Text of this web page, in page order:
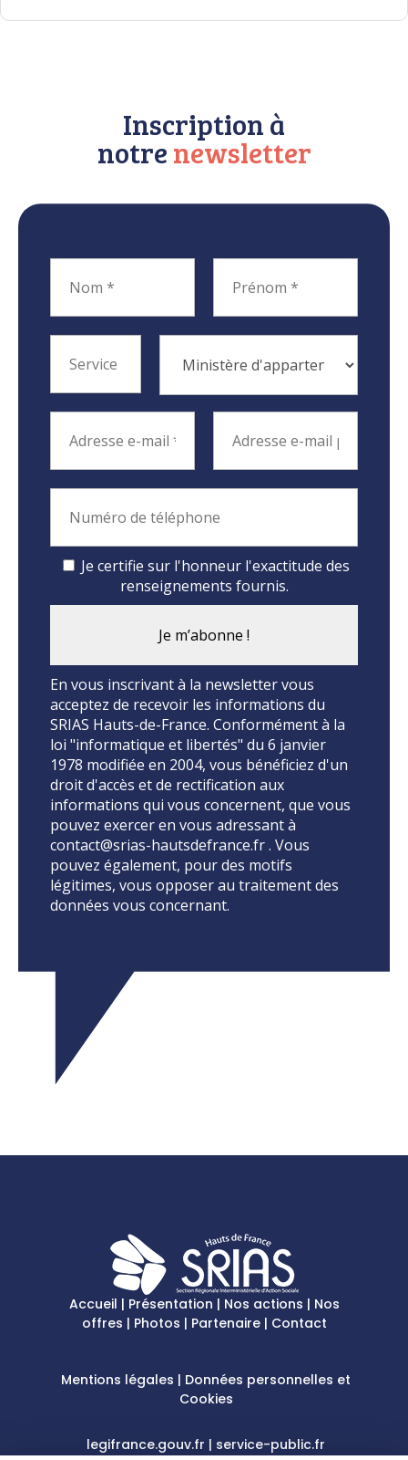
Inscription à
notrenewsletter
Je certifie sur l'honneur l'exactitude des
renseignements fournis.
En vous inscrivant à la newsletter vous
acceptez de recevoir les informations du
SRIAS Hauts-de-France. Conformément à la
loi "informatique et libertés" du 6 janvier
1978 modifiée en 2004, vous bénéficiez d'un
droit d'accès et de rectification aux
informations qui vous concernent, que vous
pouvez exercer en vous adressant à
contact@srias-hautsdefrance.fr . Vous
pouvez également, pour des motifs
légitimes, vous opposer au traitement des
données vous concernant.
Accueil | Présentation | Nos actions | Nos
offres | Photos | Partenaire| Contact
Mentions légales | Données personnelles et
Cookies
legifrance.gouv.fr | service-public.fr